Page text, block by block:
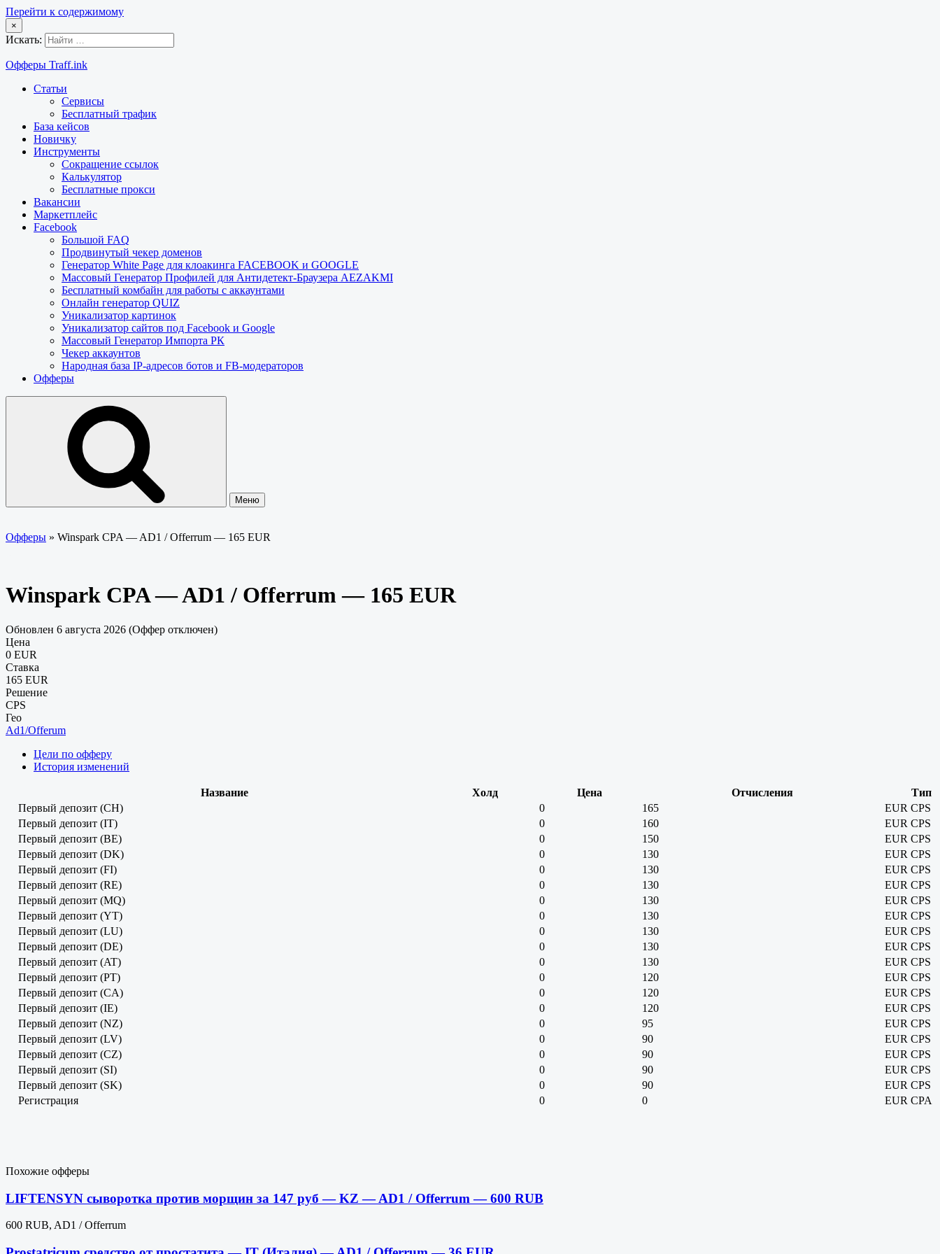
Перейти к содержимому
×
Искать:
Офферы Traff.ink
Статьи
Сервисы
Бесплатный трафик
База кейсов
Новичку
Инструменты
Сокращение ссылок
Калькулятор
Бесплатные прокси
Вакансии
Маркетплейс
Facebook
Большой FAQ
Продвинутый чекер доменов
Генератор White Page для клоакинга FACEBOOK и GOOGLE
Массовый Генератор Профилей для Антидетект-Браузера AEZAKMI
Бесплатный комбайн для работы с аккаунтами
Онлайн генератор QUIZ
Уникализатор картинок
Уникализатор сайтов под Facebook и Google
Массовый Генератор Импорта РК
Чекер аккаунтов
Народная база IP-адресов ботов и FB-модераторов
Офферы
Меню
Офферы » Winspark CPA — AD1 / Offerrum — 165 EUR
Winspark CPA — AD1 / Offerrum — 165 EUR
Обновлен 6 августа 2026 (Оффер отключен)
Цена
0 EUR
Ставка
165 EUR
Решение
CPS
Гео
Ad1/Offerum
Цели по офферу
История изменений
Название Холд Цена Отчисления
Тип
Первый депозит (CH)
0 165 EUR CPS
Первый депозит (IT)
0 160 EUR CPS
Первый депозит (BE)
0 150 EUR CPS
Первый депозит (DK)
0 130 EUR CPS
Первый депозит (FI)
0 130 EUR CPS
Первый депозит (RE)
0 130 EUR CPS
Первый депозит (MQ)
0 130 EUR CPS
Первый депозит (YT)
0 130 EUR CPS
Первый депозит (LU)
0 130 EUR CPS
Первый депозит (DE)
0 130 EUR CPS
Первый депозит (AT)
0 130 EUR CPS
Первый депозит (PT)
0 120 EUR CPS
Первый депозит (CA)
0 120 EUR CPS
Первый депозит (IE)
0 120 EUR CPS
Первый депозит (NZ)
0 95 EUR CPS
Первый депозит (LV)
0 90 EUR CPS
Первый депозит (CZ)
0 90 EUR CPS
Первый депозит (SI)
0 90 EUR CPS
Первый депозит (SK)
0 90 EUR CPS
Регистрация
0 0 EUR CPA
Похожие офферы
LIFTENSYN сыворотка против морщин за 147 руб — KZ — AD1 / Offerrum — 600 RUB
600 RUB, AD1 / Offerrum